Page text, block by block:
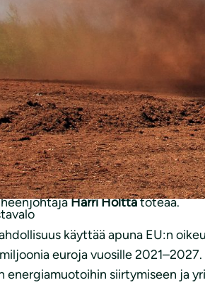
ja alkuvuotta kertonut
jo vuosikymmeniä
on paras ja oikeudenmukaisin
ole kuitenkaan tehty, vaikka
nopealla aikataululla. Sopimus
poltosta kannattamatonta.
tukemista tässä tilanteessa,
Harri Hölttätoteaa.
käyttää apuna EU:n
euroja vuosille
energiamuotoihin siirtymiseen ja